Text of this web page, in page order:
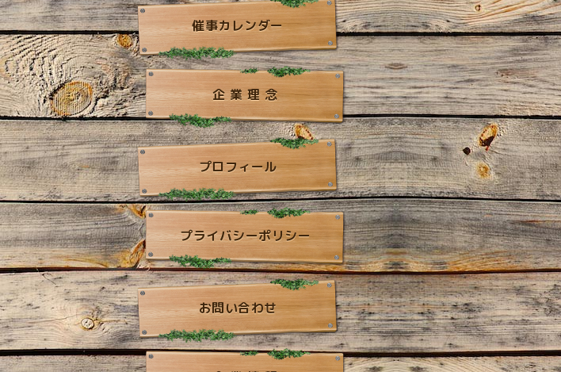
催事カレンダー
企 業 理 念
プロフィール
プライバシーポリシー
お問い合わせ